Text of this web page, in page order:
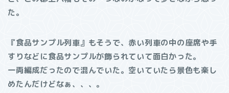
た。
『食品サンプル列車』もそうで、赤い列車の中の座席や手
すりなどに食品サンプルが飾られていて面白かった。
一両編成だったので混んでいた。空いていたら景色も楽し
めたんだけどなぁ、、、。